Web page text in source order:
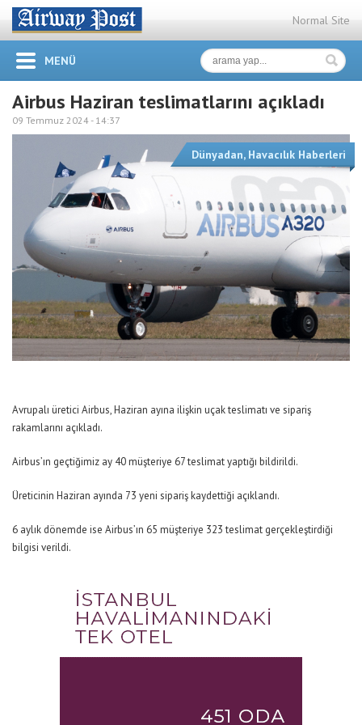
Normal Site
MENÜ
Airbus Haziran teslimatlarını açıkladı
09 Temmuz 2024 - 14:37
Dünyadan, Havacılık Haberleri
Avrupalı üretici Airbus, Haziran ayına ilişkin uçak teslimatı ve sipariş
rakamlarını açıkladı.
Airbus’ın geçtiğimiz ay 40 müşteriye 67 teslimat yaptığı bildirildi.
Üreticinin Haziran ayında 73 yeni sipariş kaydettiği açıklandı.
6 aylık dönemde ise Airbus’ın 65 müşteriye 323 teslimat gerçekleştirdiği
bilgisi verildi.